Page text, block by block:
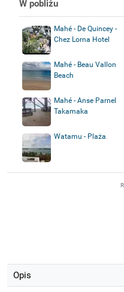
W pobliżu
Mahé - De Quincey -
Chez Lorna Hotel
Mahé - Beau Vallon
Beach
Mahé - Anse Parnel
Takamaka
Watamu - Plaża
Opis